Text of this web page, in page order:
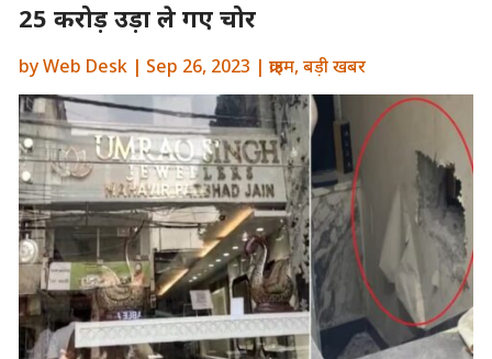
25 करोड़ उड़ा ले गए चोर
byWeb Desk| Sep 26, 2023 | क्राइम,बड़ी खबर